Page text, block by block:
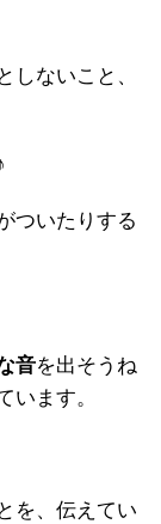
しないこと、
ついたりする
音を出そうね
います。
を、伝えてい